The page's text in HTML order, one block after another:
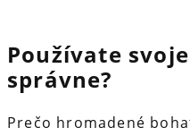
Používate
správne?
Prečo hromadené